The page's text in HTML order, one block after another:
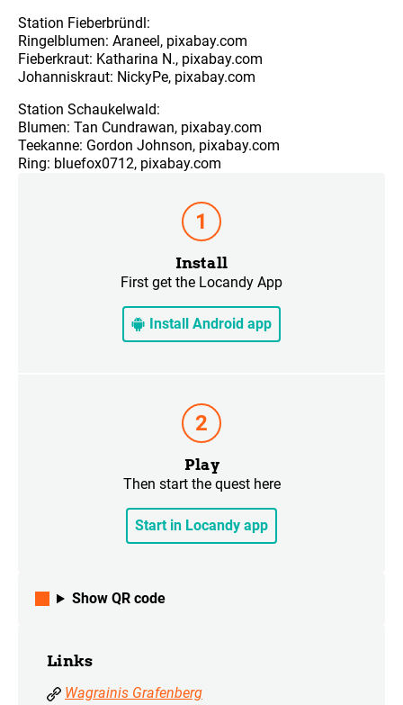
Install
First get the Locandy App
Install Android app
Play
Then start the quest here
Start in Locandy app
Show QR code
Links
Wagrainis Grafenberg
Station Fieberbründl:
Ringelblumen: Araneel, pixabay.com
Fieberkraut: Katharina N., pixabay.com
Johanniskraut: NickyPe, pixabay.com
Station Schaukelwald:
Blumen: Tan Cundrawan, pixabay.com
Teekanne: Gordon Johnson, pixabay.com
Ring: bluefox0712, pixabay.com